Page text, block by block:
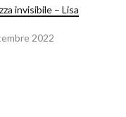
invisibile – Lisa
2022